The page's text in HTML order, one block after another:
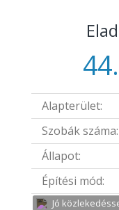
Alapterület:
Szobák száma:
Állapot:
Építési mód:
Jó